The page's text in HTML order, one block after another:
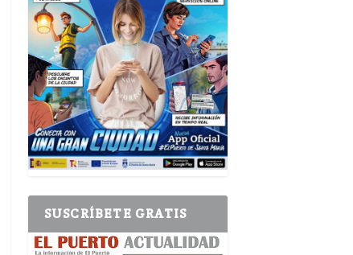
SUSCRÍBETE GRATIS